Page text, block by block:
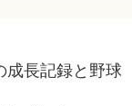
成長記録と野球